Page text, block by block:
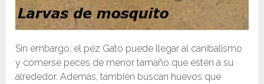
Sin embargo, el pez Gato puede llegar al canibalismo
y comerse peces de menor tamaño que estén a su
alrededor. Además, también buscan huevos que